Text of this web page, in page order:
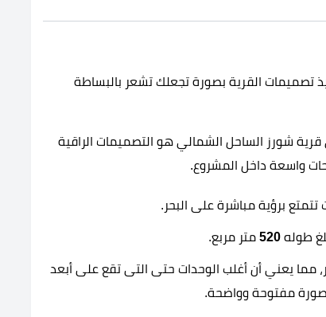
تصميمات القرية بصورة تجعلك تشعر بالبساطة
شورز الساحل الشمالي هو التصميمات الراقية
واسعة داخل المشروع.
تتمتع برؤية مباشرة على البحر.
520 متر مربع.
مما يعني أن أغلب الوحدات حتى التى تقع على أبعد
مفتوحة وواضحة.